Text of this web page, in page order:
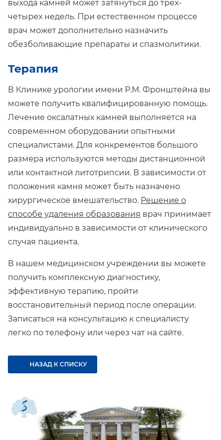
выхода камней может затянуться до трех-
четырех недель. При естественном процессе
врач может дополнительно назначить
обезболивающие препараты и спазмолитики.
Терапия
В Клинике урологии имени Р.М. Фронштейна вы
можете получить квалифицированную помощь.
Лечение оксалатных камней выполняется на
современном оборудовании опытными
специалистами. Для конкрементов большого
размера используются методы дистанционной
или контактной литотрипсии. В зависимости от
положения камня может быть назначено
хирургическое вмешательство. Решение о
способе удаления образования врач принимает
индивидуально в зависимости от клинического
случая пациента.
В нашем медицинском учреждении вы можете
получить комплексную диагностику,
эффективную терапию, пройти
восстановительный период после операции.
Записаться на консультацию к специалисту
легко по телефону или через чат на сайте.
НАЗАД К СПИСКУ